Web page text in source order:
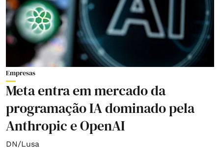
Empresas
Meta entra em mercado da
programação IA dominado pela
Anthropic e OpenAI
DN/Lusa